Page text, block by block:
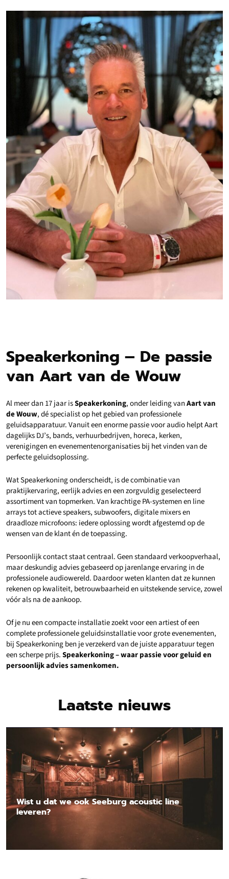
Speakerkoning – De passie
van Aart van de Wouw
Al meer dan 17 jaar isSpeakerkoning, onder leiding vanAart van
de Wouw, dé specialist op het gebied van professionele
geluidsapparatuur. Vanuit een enorme passie voor audio helpt Aart
dagelijks DJ’s, bands, verhuurbedrijven, horeca, kerken,
verenigingen en evenementenorganisaties bij het vinden van de
perfecte geluidsoplossing.
Wat Speakerkoning onderscheidt, is de combinatie van
praktijkervaring, eerlijk advies en een zorgvuldig geselecteerd
assortiment van topmerken. Van krachtige PA-systemen en line
arrays tot actieve speakers, subwoofers, digitale mixers en
draadloze microfoons: iedere oplossing wordt afgestemd op de
wensen van de klant én de toepassing.
Persoonlijk contact staat centraal. Geen standaard verkoopverhaal,
maar deskundig advies gebaseerd op jarenlange ervaring in de
professionele audiowereld. Daardoor weten klanten dat ze kunnen
rekenen op kwaliteit, betrouwbaarheid en uitstekende service, zowel
vóór als na de aankoop.
Of je nu een compacte installatie zoekt voor een artiest of een
complete professionele geluidsinstallatie voor grote evenementen,
bij Speakerkoning ben je verzekerd van de juiste apparatuur tegen
een scherpe prijs.Speakerkoning – waar passie voor geluid en
persoonlijk advies samenkomen.
Laatste nieuws
Wist u dat we ook Seeburg acoustic line
leveren?